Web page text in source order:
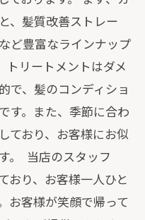
、髪質改善ストレー
ど豊富なラインナップ
トリートメントはダメ
で、髪のコンディショ
す。また、季節に合わ
ており、お客様にお似
。 当店のスタッフ
おり、お客様一人ひと
お客様が笑顔で帰って